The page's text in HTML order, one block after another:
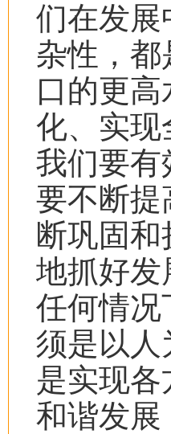
们在发展
杂性，
口的更
化、实现
我们要有
要不断提
断巩固
地抓好发
任何情况
须是以人
是实现
和谐发展